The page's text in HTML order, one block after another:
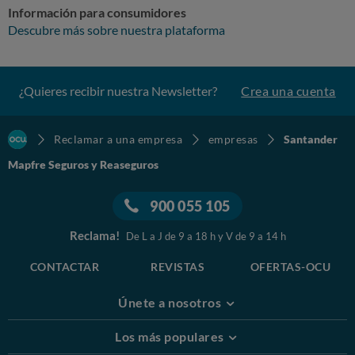
Información para consumidores
Descubre más sobre nuestra plataforma
¿Quieres recibir nuestra Newsletter? Crea una cuenta
Reclamar a una empresa empresas
Santander
Mapfre Seguros y Reaseguros
900 055 105
Reclama! De L a J de 9 a 18 h y V de 9 a 14 h
CONTACTAR REVISTAS OFERTAS-OCU
Únete a nosotros
Los más populares